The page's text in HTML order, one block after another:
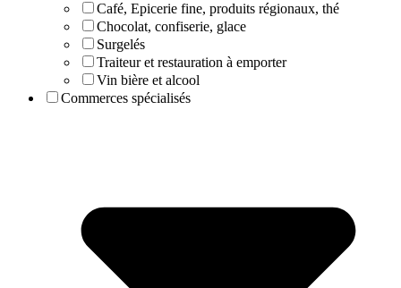
Café, Epicerie fine, produits régionaux, thé
Chocolat, confiserie, glace
Surgelés
Traiteur et restauration à emporter
Vin bière et alcool
Commerces spécialisés